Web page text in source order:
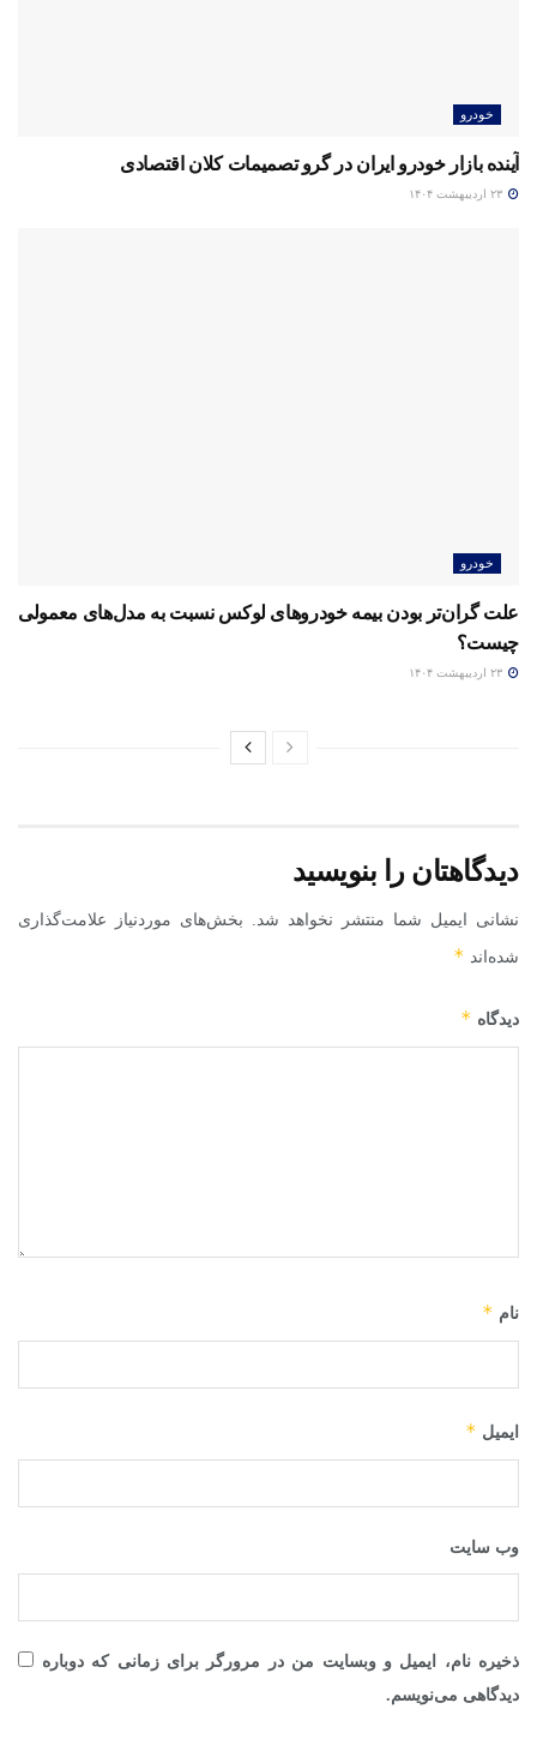
خودرو
آینده بازار خودرو ایران در گرو تصمیمات کلان اقتصادی
خودرو
علت گران‌تر بودن بیمه خودروهای لوکس نسبت به مدل‌های معمولی
چیست؟
دیدگاهتان را بنویسید
نشانی ایمیل شما منتشر نخواهد شد. بخش‌های موردنیاز علامت‌گذاری
شده‌اند *
دیدگاه *
نام *
ایمیل *
وب‌ سایت
ذخیره نام، ایمیل و وبسایت من در مرورگر برای زمانی که دوباره
دیدگاهی می‌نویسم.